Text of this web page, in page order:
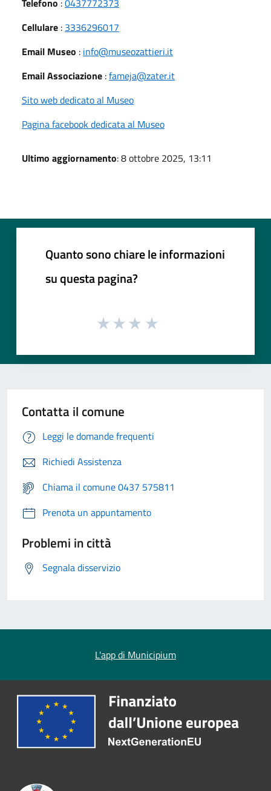
Cellulare : 3336296017
Email Museo : info@museozattieri.it
Email Associazione :fameja@zater.it
Sito web dedicato al Museo
Pagina facebook dedicata al Museo
Ultimo aggiornamento: 8 ottobre 2025, 13:11
Quanto sono chiare le informazioni
su questa pagina?
Contatta il comune
Leggi le domande frequenti
Richiedi Assistenza
Chiama il comune 0437 575811
Prenota un appuntamento
Problemi in città
Segnala disservizio
L'app di Municipium